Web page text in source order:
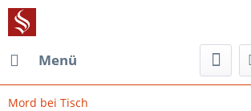
Menü
Mord bei Tisch